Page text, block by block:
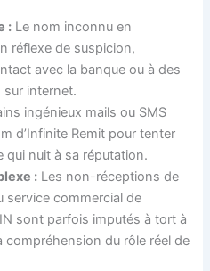
: Le nom inconnu en
réflexe de suspicion,
avec la banque ou à des
internet.
ingénieux mails ou SMS
d’Infinite Remit pour tenter
qui nuit à sa réputation.
: Les non-réceptions de
service commercial de
sont parfois imputés à tort à
compréhension du rôle réel de